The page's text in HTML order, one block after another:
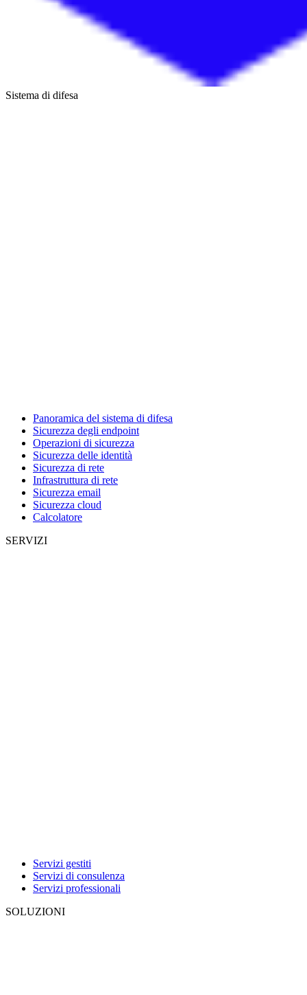
Sistema di difesa
Panoramica del sistema di difesa
Sicurezza degli endpoint
Operazioni di sicurezza
Sicurezza delle identità
Sicurezza di rete
Infrastruttura di rete
Sicurezza email
Sicurezza cloud
Calcolatore
SERVIZI
Servizi gestiti
Servizi di consulenza
Servizi professionali
SOLUZIONI